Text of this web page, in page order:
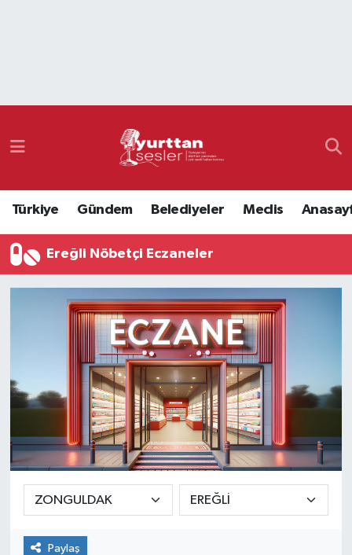
Türkiye Gündem Belediyeler Meclis
Ereğli Nöbetçi Eczaneler
Paylaş
Namaz Vakitleri
Süper Lig Puan Durumu ve Fikstür
Tüm Manşetler
Son Dakika Haberleri
Haber Arşivi